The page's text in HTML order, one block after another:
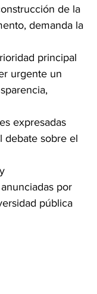
de la
demanda la
principal
urgente un
expresadas
debate sobre el
por
pública